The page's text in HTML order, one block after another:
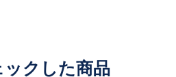
ックした商品